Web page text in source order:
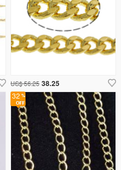
US$ 56.25 38.25
32